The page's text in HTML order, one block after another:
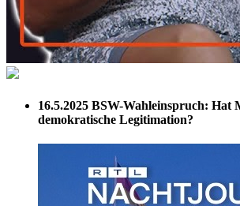
16.5.2025 BSW-Wahleinspruch: Hat
demokratische Legitimation?